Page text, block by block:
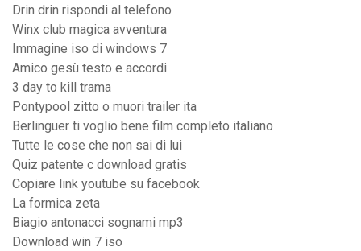
Drin drin rispondi al telefono
Winx club magica avventura
Immagine iso di windows 7
Amico gesù testo e accordi
3 day to kill trama
Pontypool zitto o muori trailer ita
Berlinguer ti voglio bene film completo italiano
Tutte le cose che non sai di lui
Quiz patente c download gratis
Copiare link youtube su facebook
La formica zeta
Biagio antonacci sognami mp3
Download win 7 iso